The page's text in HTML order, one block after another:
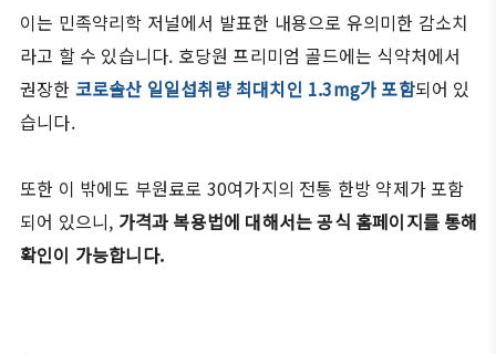
이는 민족약리학 저널에서 발표한 내용으로 유의미한 감소치
라고 할 수 있습니다. 호당원 프리미엄 골드에는 식약처에서
권장한 코로솔산 일일섭취량 최대치인 1.3mg가 포함되어 있
습니다.
또한 이 밖에도 부원료로 30여가지의 전통 한방 약제가 포함
되어 있으니, 가격과 복용법에 대해서는 공식 홈페이지를 통해
확인이 가능합니다.